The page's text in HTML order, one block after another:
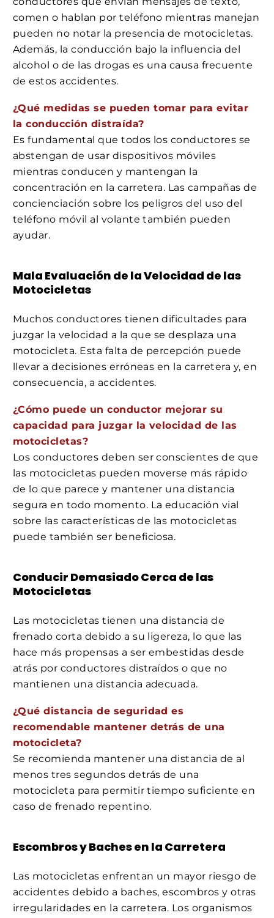
comen o hablan por teléfono mientras manejan
pueden no notar la presencia de motocicletas.
Además, la conducción bajo la influencia del
alcohol o de las drogas es una causa frecuente
de estos accidentes.
¿Qué medidas se pueden tomar para evitar
la conducción distraída?
Es fundamental que todos los conductores se
abstengan de usar dispositivos móviles
mientras conducen y mantengan la
concentración en la carretera. Las campañas de
concienciación sobre los peligros del uso del
teléfono móvil al volante también pueden
ayudar.
Mala Evaluación de la Velocidad de las
Motocicletas
Muchos conductores tienen dificultades para
juzgar la velocidad a la que se desplaza una
motocicleta. Esta falta de percepción puede
llevar a decisiones erróneas en la carretera y, en
consecuencia, a accidentes.
¿Cómo puede un conductor mejorar su
capacidad para juzgar la velocidad de las
motocicletas?
Los conductores deben ser conscientes de que
las motocicletas pueden moverse más rápido
de lo que parece y mantener una distancia
segura en todo momento. La educación vial
sobre las características de las motocicletas
puede también ser beneficiosa.
Conducir Demasiado Cerca de las
Motocicletas
Las motocicletas tienen una distancia de
frenado corta debido a su ligereza, lo que las
hace más propensas a ser embestidas desde
atrás por conductores distraídos o que no
mantienen una distancia adecuada.
¿Qué distancia de seguridad es
recomendable mantener detrás de una
motocicleta?
Se recomienda mantener una distancia de al
menos tres segundos detrás de una
motocicleta para permitir tiempo suficiente en
caso de frenado repentino.
Escombros y Baches en la Carretera
Las motocicletas enfrentan un mayor riesgo de
accidentes debido a baches, escombros y otras
irregularidades en la carretera. Los organismos